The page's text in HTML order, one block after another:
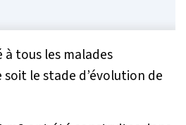
tous les malades
soit le stade d’évolution de